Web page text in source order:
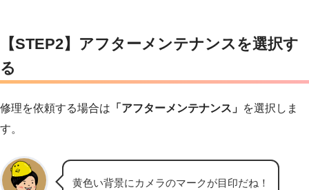
【STEP2】アフターメンテナンスを選択す
る
修理を依頼する場合は 「アフターメンテナンス」 を選択しま
す。
黄色い背景にカメラのマークが目印だね！